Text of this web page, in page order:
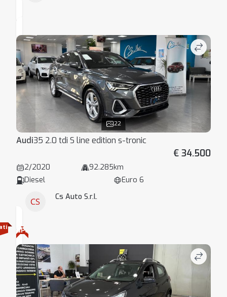
22
Audi35 2.0 tdi S line edition s-tronic
€ 34.500
2/2020
92.285km
Diesel
Euro 6
Cs Auto S.r.l.
GPL